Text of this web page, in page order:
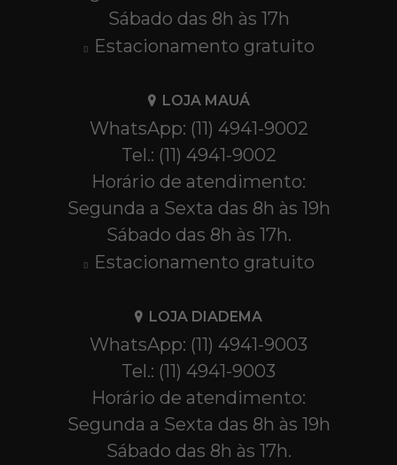
Sábado das 8h às 17h
Estacionamento gratuito
LOJA MAUÁ
WhatsApp: (11) 4941-9002
Tel.: (11) 4941-9002
Horário de atendimento:
Segunda a Sexta das 8h às 19h
Sábado das 8h às 17h.
Estacionamento gratuito
LOJA DIADEMA
WhatsApp: (11) 4941-9003
Tel.: (11) 4941-9003
Horário de atendimento:
Segunda a Sexta das 8h às 19h
Sábado das 8h às 17h.